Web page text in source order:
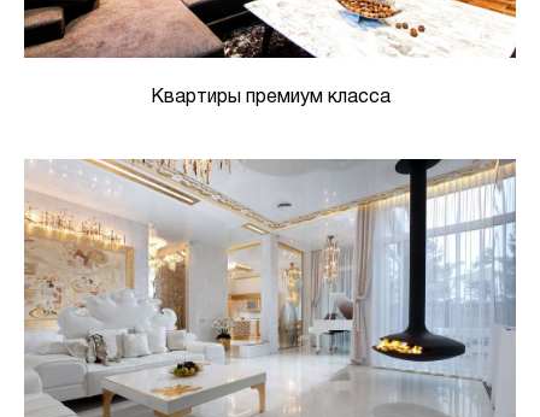
Квартиры премиум класса